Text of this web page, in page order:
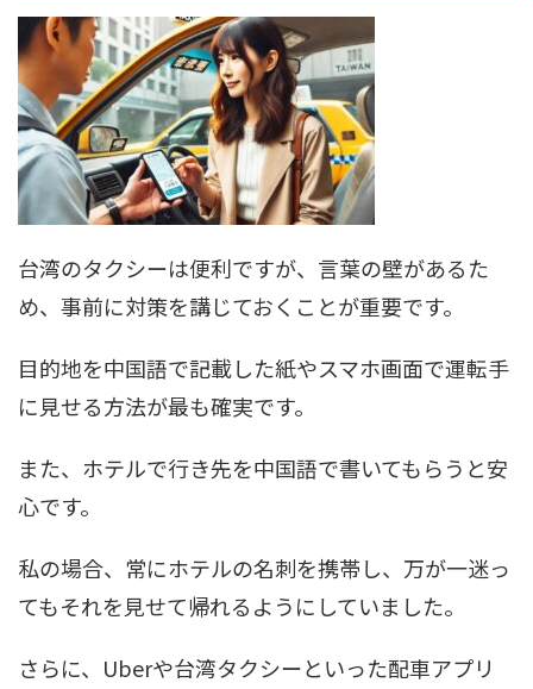
台湾のタクシーは便利ですが、言葉の壁があるた
め、事前に対策を講じておくことが重要です。
目的地を中国語で記載した紙やスマホ画面で運転手
に見せる方法が最も確実です。
また、ホテルで行き先を中国語で書いてもらうと安
心です。
私の場合、常にホテルの名刺を携帯し、万が一迷っ
てもそれを見せて帰れるようにしていました。
さらに、Uberや台湾タクシーといった配車アプリ